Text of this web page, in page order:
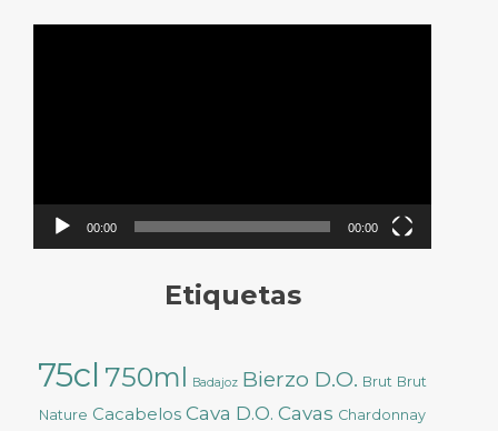
00:00 00:00
Etiquetas
75cl 750ml Badajoz Bierzo D.O. Brut Brut
Nature Cacabelos Cava D.O. Cavas Chardonnay